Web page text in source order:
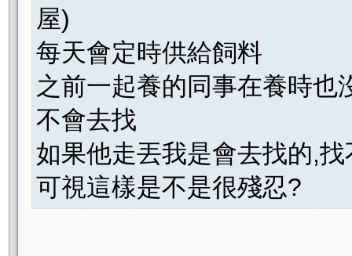
屋)
每天會定時供給飼料
之前一起養的同事在養時也
不會去找
如果他走丟我是會去找的,
可視這樣是不是很殘忍?